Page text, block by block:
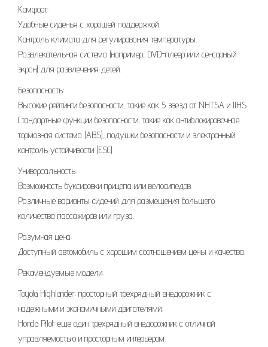
Комфорт:
Удобные сиденья с хорошей поддержкой.
Контроль климата для регулирования температуры.
Развлекательная система (например, DVD-плеер или сенсорный
экран) для развлечения детей.
Безопасность:
Высокие рейтинги безопасности, такие как 5 звезд от NHTSA и IIHS.
Стандартные функции безопасности, такие как антиблокировочная
тормозная система (ABS), подушки безопасности и электронный
контроль устойчивости (ESC).
Универсальность:
Возможность буксировки прицепа или велосипедов.
Различные варианты сидений для размещения большего
количества пассажиров или груза.
Разумная цена:
Доступный автомобиль с хорошим соотношением цены и качества.
Рекомендуемые модели:
Toyota Highlander: просторный трехрядный внедорожник с
надежными и экономичными двигателями.
Honda Pilot: еще один трехрядный внедорожник с отличной
управляемостью и просторным интерьером.